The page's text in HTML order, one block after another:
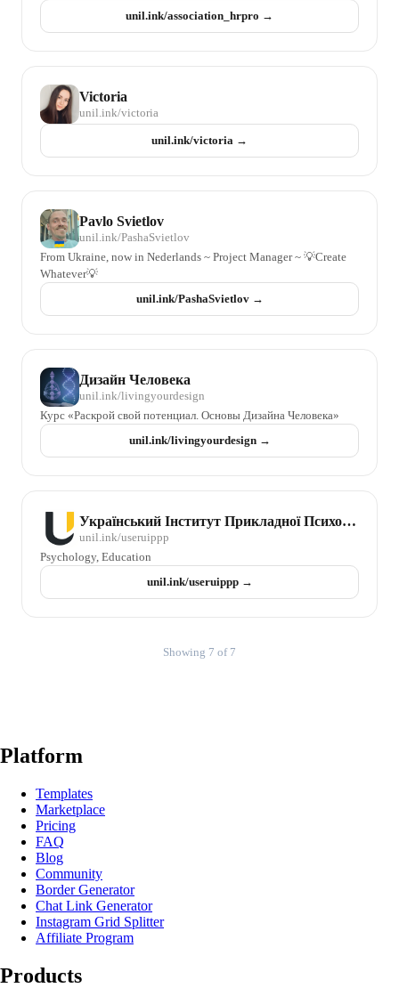
професійного рівня фахівців.
unil.ink/association_hrpro →
Victoria
unil.ink/victoria
unil.ink/victoria →
Pavlo Svietlov
unil.ink/PashaSvietlov
From Ukraine, now in Nederlands ~ Project Manager ~ 💡Create
Whatever💡
unil.ink/PashaSvietlov→
Дизайн Человека
unil.ink/livingyourdesign
Курс «Раскрой свой потенциал. Основы Дизайна Человека»
unil.ink/livingyourdesign→
Український Інститут Прикладної Психології та Психотерапії
unil.ink/useruippp
Psychology, Education
unil.ink/useruippp→
Showing 7 of 7
Platform
Templates
Marketplace
Pricing
FAQ
Blog
Community
Border Generator
Chat Link Generator
Instagram Grid Splitter
Affiliate Program
Products